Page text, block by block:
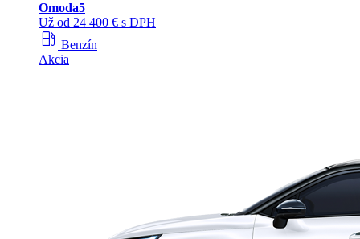
Omoda5
Už od 24 400 € s DPH
local_gas_station Benzín
Akcia